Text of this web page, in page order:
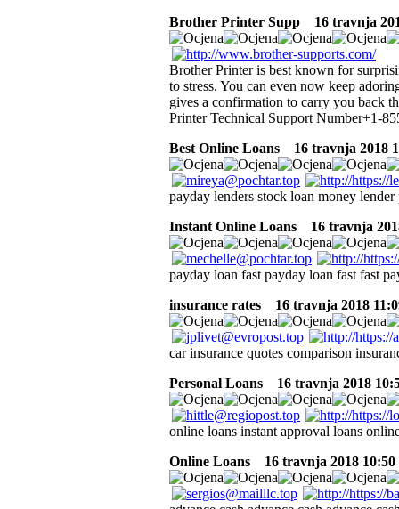
Brother Printer Supp
16 travnja
Brother Printer is best known for
to stress. You can even now keep
gives a confirmation to carry you back
Printer Technical Support Number+1-
Best Online Loans
16 travnja 2018
payday lenders stock loan money
Instant Online Loans
16 travnja
payday loan fast payday loan fast fast
insurance rates
16 travnja 2018
car insurance quotes comparison
Personal Loans
16 travnja 2018
online loans instant approval loans
Online Loans
16 travnja 2018 10:50